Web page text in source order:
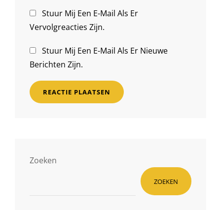
Stuur Mij Een E-Mail Als Er
Vervolgreacties Zijn.
Stuur Mij Een E-Mail Als Er Nieuwe
Berichten Zijn.
Zoeken
ZOEKEN